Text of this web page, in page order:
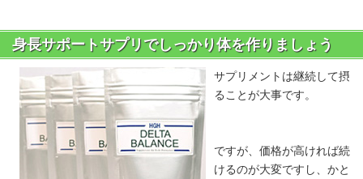
身長サポートサプリでしっかり体を作りましょう
サプリメントは継続して摂
ることが大事です。
ですが、価格が高ければ続
けるのが大変ですし、かと